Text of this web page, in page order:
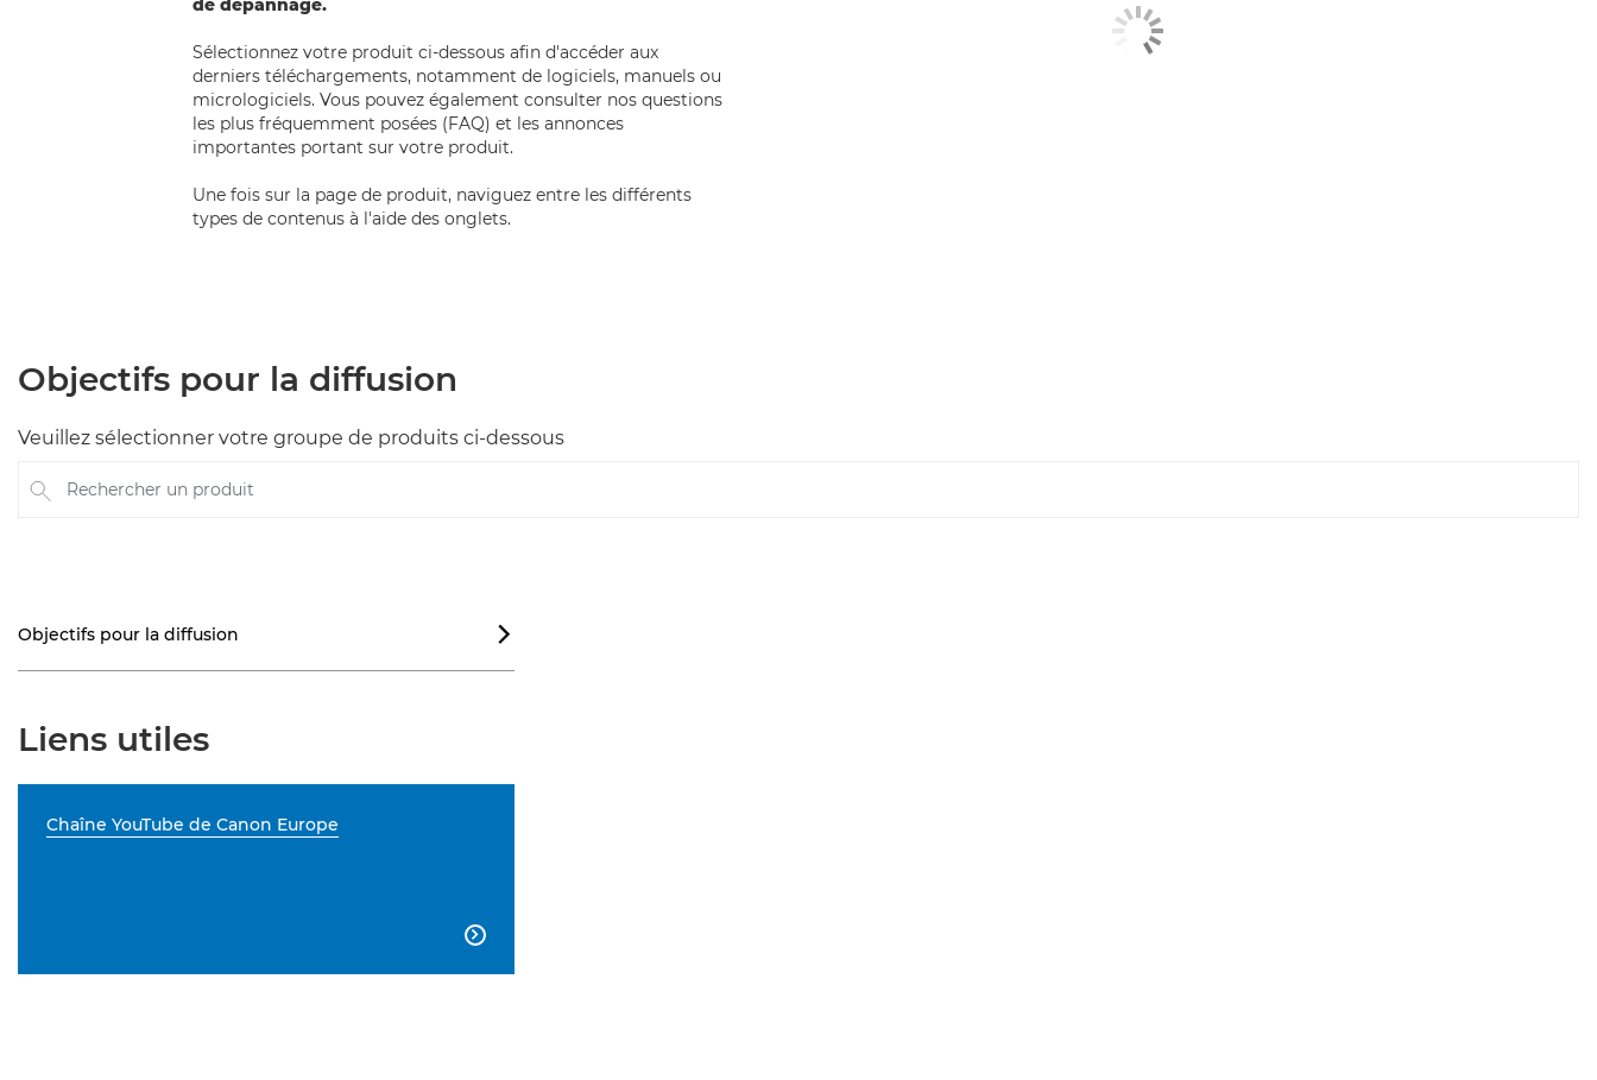
de dépannage.
Sélectionnez votre produit ci-dessous afin d'accéder aux
derniers téléchargements, notamment de logiciels, manuels ou
micrologiciels. Vous pouvez également consulter nos questions
les plus fréquemment posées (FAQ) et les annonces
importantes portant sur votre produit.
Une fois sur la page de produit, naviguez entre les différents
types de contenus à l'aide des onglets.
Objectifs pour la diffusion
Veuillez sélectionner votre groupe de produits ci-dessous
Rechercher un produit
Objectifs pour la diffusion 
Liens utiles
Chaîne YouTube de Canon Europe
